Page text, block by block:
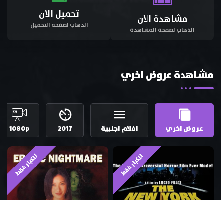
مشاهدة الان
الذهاب لصفحة المشاهدة
تحميل الان
الذهاب لصفحة التحميل
مشاهدة عروض اخري
عروض اخري افلام اجنبية 2017
1080p
للكبار فقط للكبار فقط